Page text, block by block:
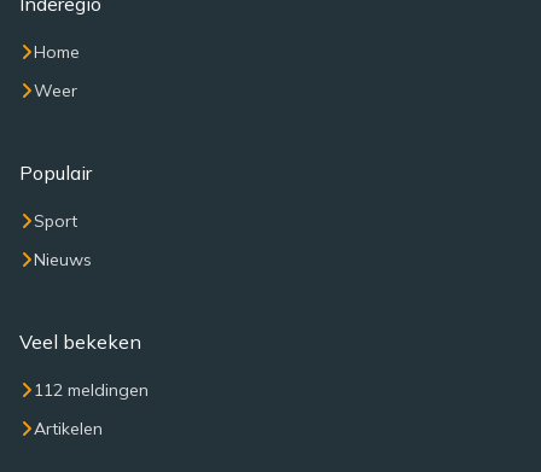
Home
Weer
Populair
Sport
Nieuws
Veel bekeken
112 meldingen
Artikelen